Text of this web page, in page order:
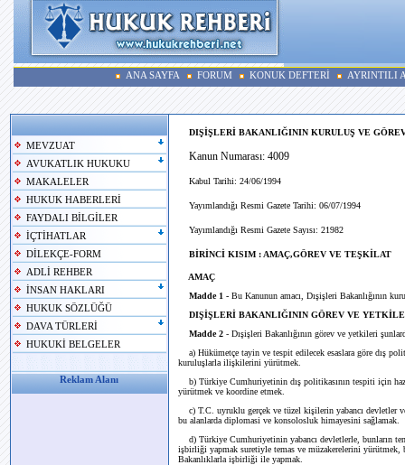
ANA SAYFA FORUM KONUK DEFTERİ AYRINTILI
MEVZUAT
AVUKATLIK HUKUKU
MAKALELER
HUKUK HABERLERİ
FAYDALI BİLGİLER
İÇTİHATLAR
DİLEKÇE-FORM
ADLİ REHBER
İNSAN HAKLARI
HUKUK SÖZLÜĞÜ
DAVA TÜRLERİ
HUKUKİ BELGELER
Reklam Alanı
DIŞİŞLERİ BAKANLIĞININ KURULUŞ VE
Kanun Numarası: 4009
Kabul Tarihi: 24/06/1994
Yayımlandığı Resmi Gazete Tarihi: 06/07/1994
Yayımlandığı Resmi Gazete Sayısı: 21982
BİRİNCİ KISIM : AMAÇ,GÖREV VE TEŞKİLAT
AMAÇ
Madde 1 - Bu Kanunun amacı, Dışişleri Bakanlığının
DIŞİŞLERİ BAKANLIĞININ GÖREV VE
Madde 2 - Dışişleri Bakanlığının görev ve yetkileri
a) Hükümetçe tayin ve tespit edilecek esaslara göre dış
kuruluşlarla ilişkilerini yürütmek.
b) Türkiye Cumhuriyetinin dış politikasının tespiti için
yürütmek ve koordine etmek.
c) T.C. uyruklu gerçek ve tüzel kişilerin yabancı devletler
bu alanlarda diplomasi ve konsolosluk himayesini sağlamak.
d) Türkiye Cumhuriyetinin yabancı devletlerle, bunların
işbirliği yapmak suretiyle temas ve müzakerelerini yürütmek,
Bakanlıklarla işbirliği ile yapmak.